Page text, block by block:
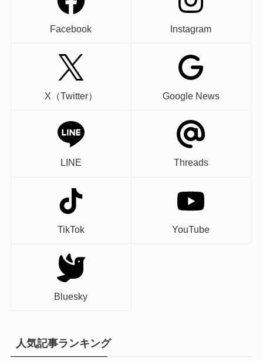
Facebook Instagram
X（Twitter） Google News
LINE Threads
TikTok YouTube
Bluesky
人気記事ランキング